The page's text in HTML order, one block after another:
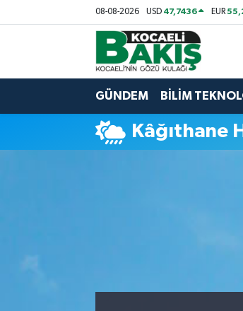
08-08-2026 USD 47,7436 EUR
GÜNDEM BİLİM
Kâğıthane
Kocaeli Nöbetçi Eczaneler
Kocaeli Hava Durumu
Kocaeli Trafik Yoğunluk Haritası